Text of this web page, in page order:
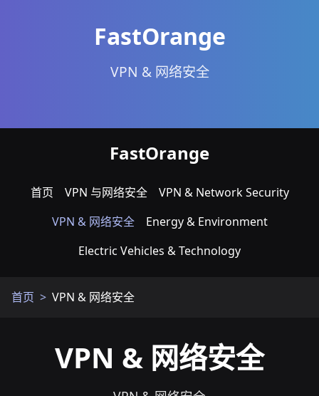
FastOrange
VPN & 网络安全
FastOrange
首页 VPN 与网络安全
VPN & Network Security
VPN & 网络安全
Energy & Environment
Electric Vehicles & Technology
首页 VPN & 网络安全
VPN & 网络安全